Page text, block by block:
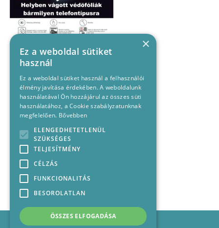
Impresszum
×
Ez a weboldal sütiket
használ
Ez a weboldal sütiket használ a felhasználói
élmény javítása érdekében. A weboldalunk
használatával Ön hozzájárul az összes süti
használatához, a Cookie szabályzatunknak
megfelelően. Bővebben
ELENGEDHETETLENÜL
SZÜKSÉGES
TELJESÍTMÉNY
CÉLZÁS
FUNKCIONALITÁS
BESOROLATLAN
ÖSSZES ELFOGADÁSA